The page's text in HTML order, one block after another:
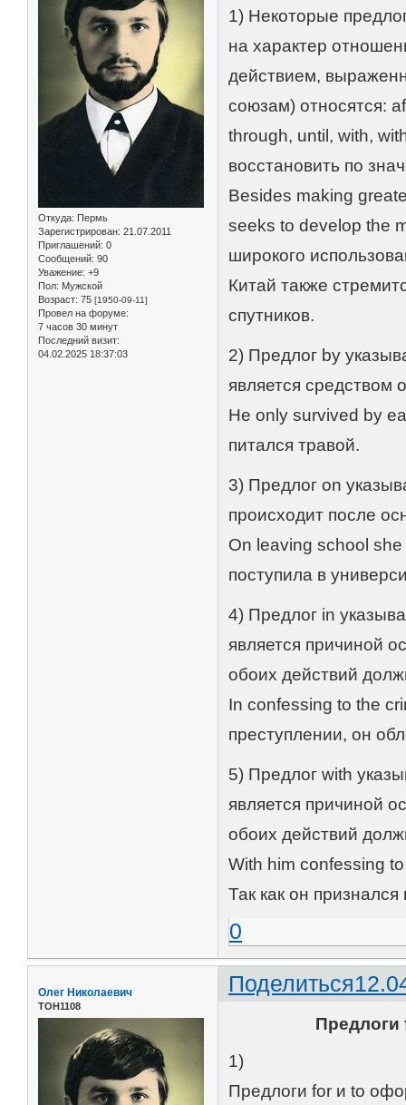
Откуда: Пермь
Зарегистрирован: 21.07.2011
Приглашений: 0
Сообщений: 90
Уважение: +9
Пол: Мужской
Возраст: 75 [1950-09-11]
Провел на форуме:
7 часов 30 минут
Последний визит:
04.02.2025 18:37:03
1) Некоторые
на характер
действием,
союзам) относятся:
through, until, with,
восстановить по
Besides making
seeks to develop the
широкого
Китай также
спутников.
2) Предлог by
является средством
He only survived by
питался травой.
3) Предлог on
происходит после
On leaving school
поступила в
4) Предлог in
является причиной
обоих действий
In confessing to the
преступлении, он
5) Предлог with
является причиной
обоих действий
With him confessing
Так как он
0
Поделиться
Олег Николаевич
ТОН1108
Предлоги
1)
Предлоги for и to